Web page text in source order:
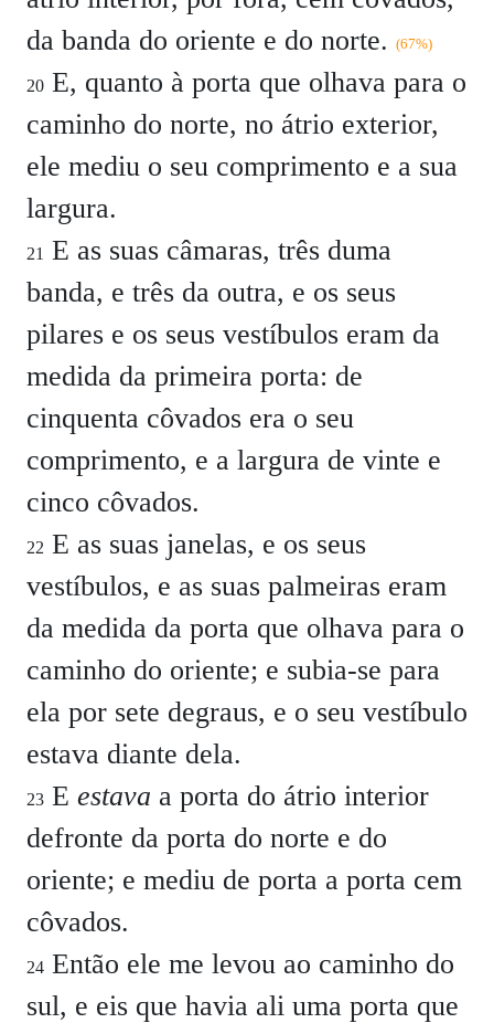
da banda do oriente e do norte. (67%)
20 E, quanto à porta que olhava para o
caminho do norte, no átrio exterior,
ele mediu o seu comprimento e a sua
largura.
21 E as suas câmaras, três duma
banda, e três da outra, e os seus
pilares e os seus vestíbulos eram da
medida da primeira porta: de
cinquenta côvados era o seu
comprimento, e a largura de vinte e
cinco côvados.
22 E as suas janelas, e os seus
vestíbulos, e as suas palmeiras eram
da medida da porta que olhava para o
caminho do oriente; e subia-se para
ela por sete degraus, e o seu vestíbulo
estava diante dela.
23 E estava a porta do átrio interior
defronte da porta do norte e do
oriente; e mediu de porta a porta cem
côvados.
24 Então ele me levou ao caminho do
sul, e eis que havia ali uma porta que